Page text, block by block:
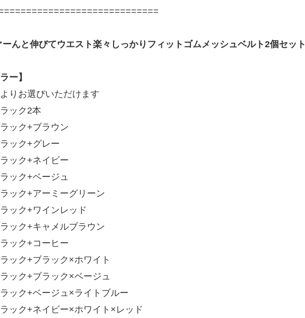
んと伸びてウエスト楽々しっかりフィットゴムメッシュベルト2個セット
ー】
りお選びいただけます
ック2本
ック+ブラウン
ック+グレー
ック+ネイビー
ック+ベージュ
ック+アーミーグリーン
ック+ワインレッド
ック+キャメルブラウン
ック+コーヒー
ック+ブラック×ホワイト
ック+ブラック×ベージュ
ック+ベージュ×ライトブルー
ック+ネイビー×ホワイト×レッド